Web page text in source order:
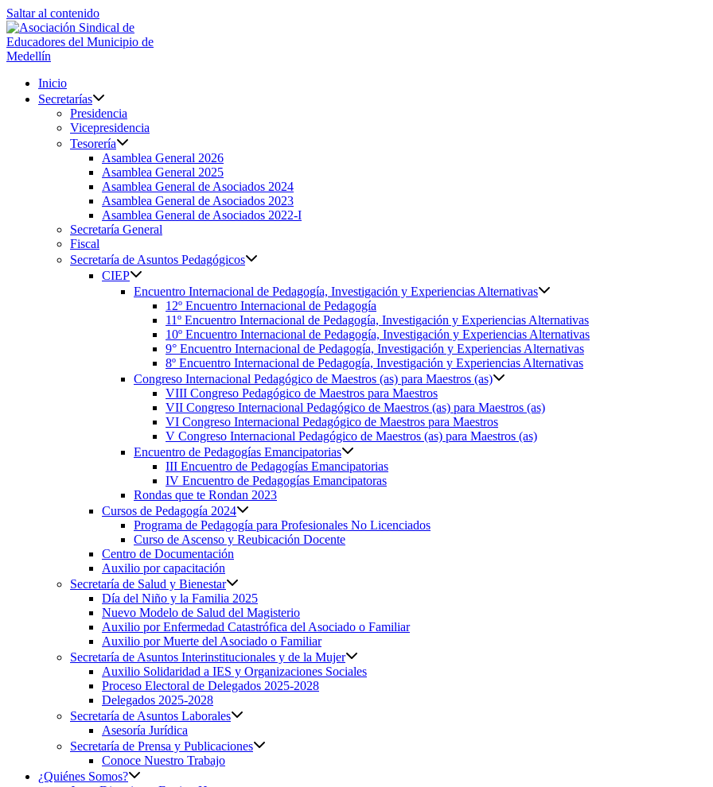
Saltar al contenido
Inicio
Secretarías
Presidencia
Vicepresidencia
Tesorería
Asamblea General 2026
Asamblea General 2025
Asamblea General de Asociados 2024
Asamblea General de Asociados 2023
Asamblea General de Asociados 2022-I
Secretaría General
Fiscal
Secretaría de Asuntos Pedagógicos
CIEP
Encuentro Internacional de Pedagogía, Investigación y Experiencias Alternativas
12º Encuentro Internacional de Pedagogía
11º Encuentro Internacional de Pedagogía, Investigación y Experiencias Alternativas
10º Encuentro Internacional de Pedagogía, Investigación y Experiencias Alternativas
9° Encuentro Internacional de Pedagogía, Investigación y Experiencias Alternativas
8º Encuentro Internacional de Pedagogía, Investigación y Experiencias Alternativas
Congreso Internacional Pedagógico de Maestros (as) para Maestros (as)
VIII Congreso Pedagógico de Maestros para Maestros
VII Congreso Internacional Pedagógico de Maestros (as) para Maestros (as)
VI Congreso Internacional Pedagógico de Maestros para Maestros
V Congreso Internacional Pedagógico de Maestros (as) para Maestros (as)
Encuentro de Pedagogías Emancipatorias
III Encuentro de Pedagogías Emancipatorias
IV Encuentro de Pedagogías Emancipatoras
Rondas que te Rondan 2023
Cursos de Pedagogía 2024
Programa de Pedagogía para Profesionales No Licenciados
Curso de Ascenso y Reubicación Docente
Centro de Documentación
Auxilio por capacitación
Secretaría de Salud y Bienestar
Día del Niño y la Familia 2025
Nuevo Modelo de Salud del Magisterio
Auxilio por Enfermedad Catastrófica del Asociado o Familiar
Auxilio por Muerte del Asociado o Familiar
Secretaría de Asuntos Interinstitucionales y de la Mujer
Auxilio Solidaridad a IES y Organizaciones Sociales
Proceso Electoral de Delegados 2025-2028
Delegados 2025-2028
Secretaría de Asuntos Laborales
Asesoría Jurídica
Secretaría de Prensa y Publicaciones
Conoce Nuestro Trabajo
¿Quiénes Somos?